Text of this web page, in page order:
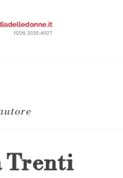
Trenti